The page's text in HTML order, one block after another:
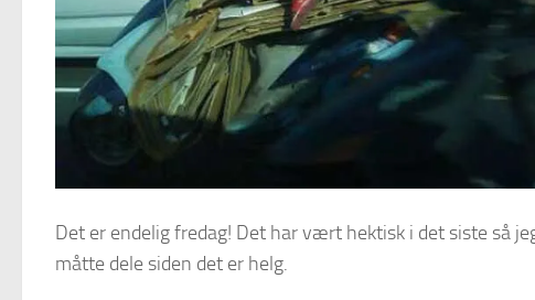
Det er endelig fredag! Det har vært hektisk i det siste så
måtte dele siden det er helg.